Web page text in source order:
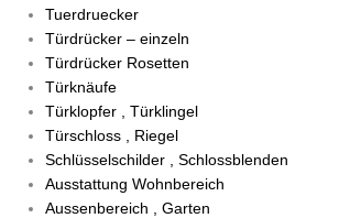
Tuerdruecker
Türdrücker – einzeln
Türdrücker Rosetten
Türknäufe
Türklopfer , Türklingel
Türschloss , Riegel
Schlüsselschilder , Schlossblenden
Ausstattung Wohnbereich
Aussenbereich , Garten